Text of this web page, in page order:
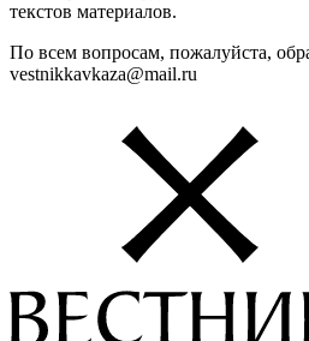
текстов материалов.
По всем вопросам, пожалуйста,
vestnikkavkaza@mail.ru